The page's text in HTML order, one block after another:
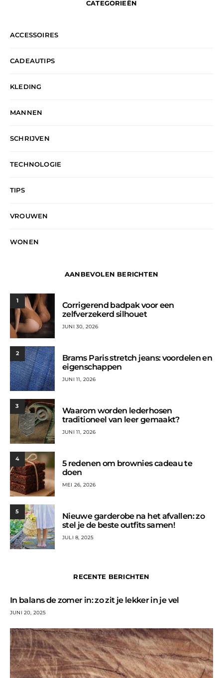
CATEGORIEËN
ACCESSOIRES
CADEAUTIPS
KLEDING
MANNEN
SCHRIJVEN
TECHNOLOGIE
TIPS
VROUWEN
WONEN
AANBEVOLEN BERICHTEN
1
Corrigerend badpak voor een
zelfverzekerd silhouet
JUNI 30, 2026
2
Brams Paris stretch jeans: voordelen en
eigenschappen
JUNI 11, 2026
3
Waarom worden lederhosen
traditioneel van leer gemaakt?
JUNI 11, 2026
4
5 redenen om brownies cadeau te
doen
MEI 26, 2026
5
Nieuwe garderobe na het afvallen: zo
stel je de beste outfits samen!
JULI 8, 2025
RECENTE BERICHTEN
In balans de zomer in: zo zit je lekker in je vel
JUNI 20, 2025